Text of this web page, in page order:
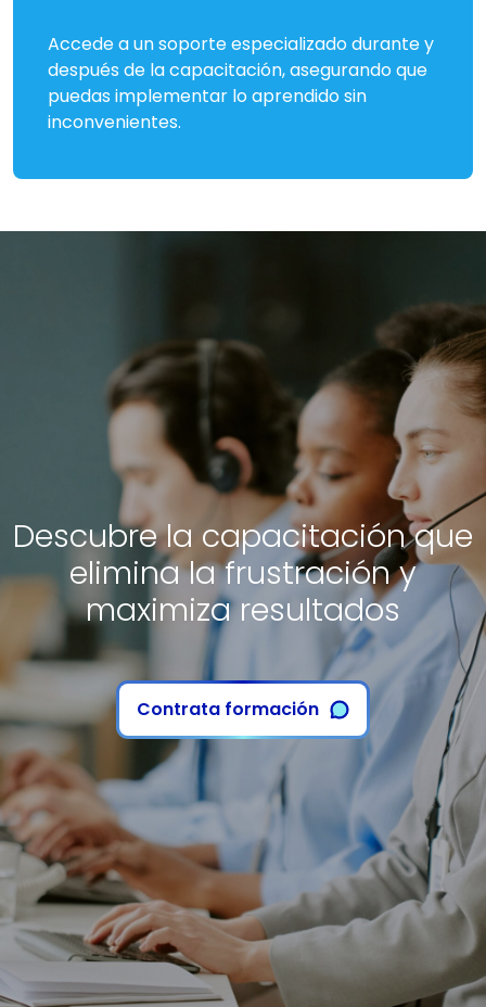
Accede a un soporte especializado durante y
después de la capacitación, asegurando que
puedas implementar lo aprendido sin
inconvenientes.
Descubre la capacitación que
elimina la frustración y
maximiza resultados
Contrata formación